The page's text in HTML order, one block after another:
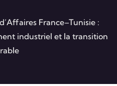
France–Tunisie :
industriel et la transition